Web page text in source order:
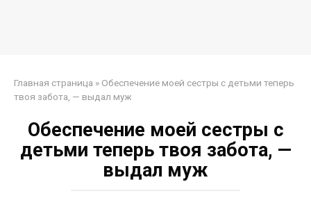
Главная страница » Обеспечение моей сестры с детьми теперь
твоя забота, — выдал муж
Обеспечение моей сестры с
детьми теперь твоя забота, —
выдал муж